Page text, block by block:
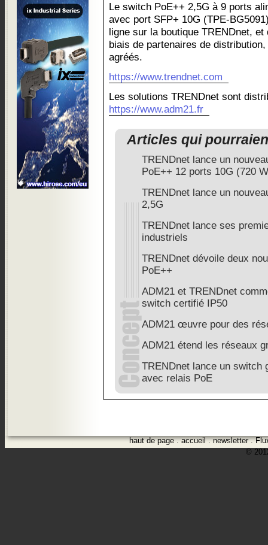
Le switch PoE++ 2,5G à 9 ports
avec port SFP+ 10G (TPE-
ligne sur la boutique TRENDnet,
biais de partenaires de
agréés.
https://www.trendnet.com
Les solutions TRENDnet sont
https://www.adm21.fr
Articles qui
TRENDnet lance un
PoE++ 12 ports 10G (720
TRENDnet lance un
2,5G
TRENDnet lance ses
industriels
TRENDnet dévoile deux
PoE++
ADM21 et TRENDnet
switch certifié IP50
ADM21 œuvre pour des
ADM21 étend les réseaux
TRENDnet lance un switch
avec relais PoE
haut de page.accueil.newsletter.
©